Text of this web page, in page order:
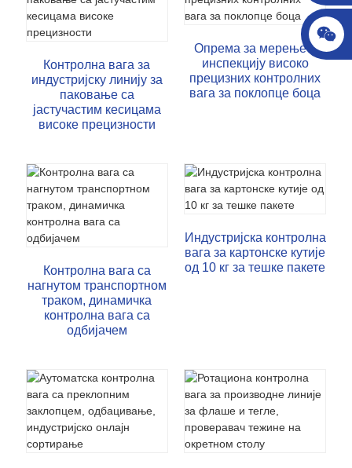
Контролна вага за
индустријску линију за
паковање са
јастучастим кесицама
високе прецизности
Опрема за мерење и
инспекцију високо
прецизних контролних
вага за поклопце боца
Контролна вага са
нагнутом транспортном
траком, динамичка
контролна вага са
одбијачем
Индустријска контролна
вага за картонске кутије
од 10 кг за тешке пакете